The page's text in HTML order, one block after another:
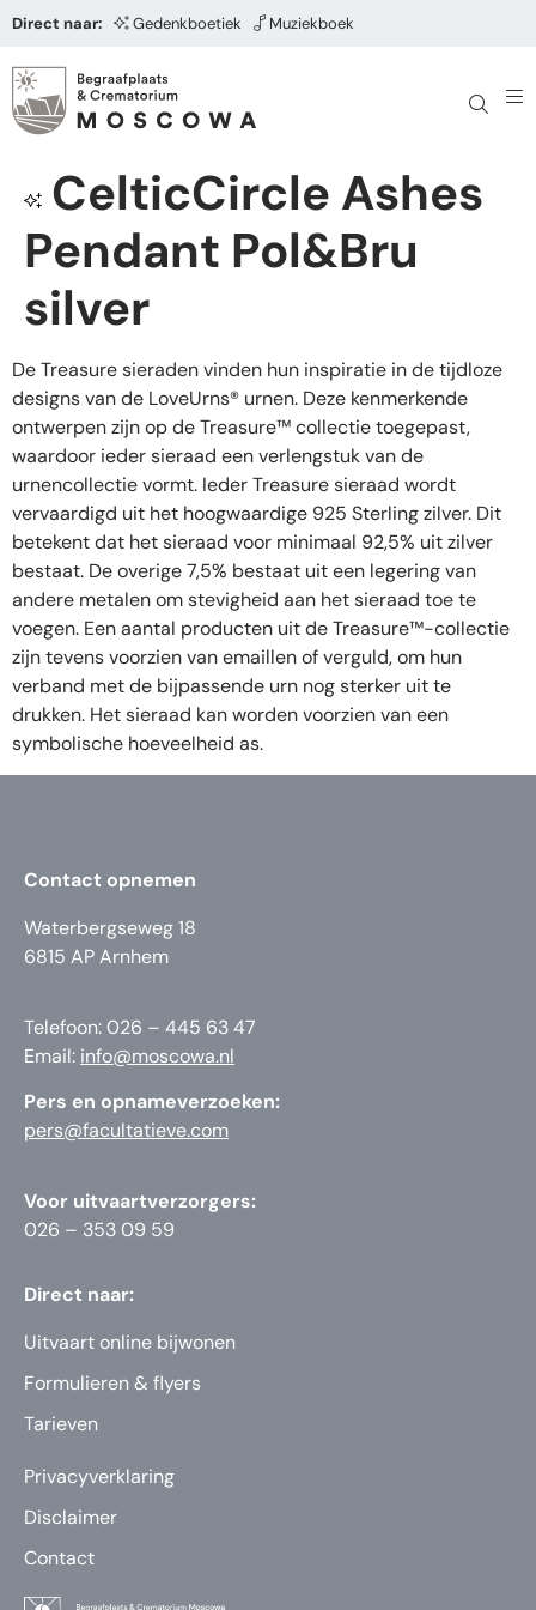
Direct naar: Gedenkboetiek Muziekboek
CelticCircle Ashes
Pendant Pol&Bru
silver
De Treasure sieraden vinden hun inspiratie in de tijdloze
designs van de LoveUrns® urnen. Deze kenmerkende
ontwerpen zijn op de Treasure™ collectie toegepast,
waardoor ieder sieraad een verlengstuk van de
urnencollectie vormt. Ieder Treasure sieraad wordt
vervaardigd uit het hoogwaardige 925 Sterling zilver. Dit
betekent dat het sieraad voor minimaal 92,5% uit zilver
bestaat. De overige 7,5% bestaat uit een legering van
andere metalen om stevigheid aan het sieraad toe te
voegen. Een aantal producten uit de Treasure™-collectie
zijn tevens voorzien van emaillen of verguld, om hun
verband met de bijpassende urn nog sterker uit te
drukken. Het sieraad kan worden voorzien van een
symbolische hoeveelheid as.
Contact opnemen
Waterbergseweg 18
6815 AP Arnhem
Telefoon: 026 – 445 63 47
Email: info@moscowa.nl
Pers en opnameverzoeken:
pers@facultatieve.com
Voor uitvaartverzorgers:
026 – 353 09 59
Direct naar:
Uitvaart online bijwonen
Formulieren & flyers
Tarieven
Privacyverklaring
Disclaimer
Contact